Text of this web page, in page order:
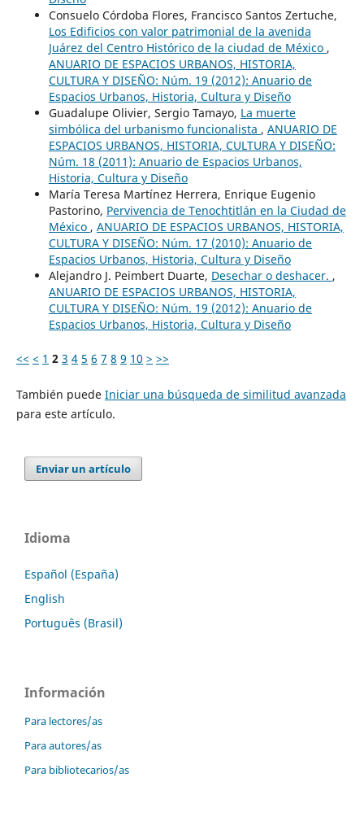
Consuelo Córdoba Flores, Francisco Santos Zertuche,
Los Edificios con valor patrimonial de la avenida
Juárez del Centro Histórico de la ciudad de México ,
ANUARIO DE ESPACIOS URBANOS, HISTORIA,
CULTURA Y DISEÑO: Núm. 19 (2012): Anuario de
Espacios Urbanos, Historia, Cultura y Diseño
Guadalupe Olivier, Sergio Tamayo, La muerte
simbólica del urbanismo funcionalista , ANUARIO DE
ESPACIOS URBANOS, HISTORIA, CULTURA Y DISEÑO:
Núm. 18 (2011): Anuario de Espacios Urbanos,
Historia, Cultura y Diseño
María Teresa Martínez Herrera, Enrique Eugenio
Pastorino, Pervivencia de Tenochtitlán en la Ciudad de
México , ANUARIO DE ESPACIOS URBANOS, HISTORIA,
CULTURA Y DISEÑO: Núm. 17 (2010): Anuario de
Espacios Urbanos, Historia, Cultura y Diseño
Alejandro J. Peimbert Duarte, Desechar o deshacer. ,
ANUARIO DE ESPACIOS URBANOS, HISTORIA,
CULTURA Y DISEÑO: Núm. 19 (2012): Anuario de
Espacios Urbanos, Historia, Cultura y Diseño
<< < 1 2 3 4 5 6 7 8 9 10 > >>
También puede Iniciar una búsqueda de similitud avanzada
para este artículo.
Enviar un artículo
Idioma
Español (España)
English
Português (Brasil)
Información
Para lectores/as
Para autores/as
Para bibliotecarios/as